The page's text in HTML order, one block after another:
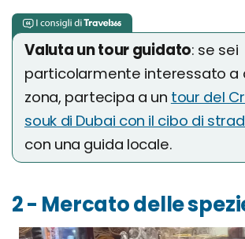
Valuta un tour guidato: se sei
particolarmente interessato a
zona, partecipa a un tour del
souk di Dubai con il cibo di
con una guida locale.
2 - Mercato delle